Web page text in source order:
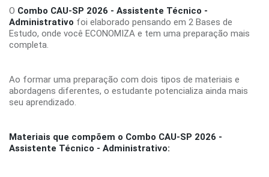
O Combo CAU-SP 2026 - Assistente Técnico -
Administrativo foi elaborado pensando em 2 Bases de
Estudo, onde você ECONOMIZA e tem uma preparação mais
completa.
Ao formar uma preparação com dois tipos de materiais e
abordagens diferentes, o estudante potencializa ainda mais
seu aprendizado.
Materiais que compõem o Combo CAU-SP 2026 -
Assistente Técnico - Administrativo: